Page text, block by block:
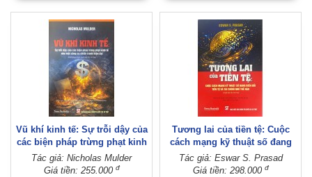
Vũ khí kinh tế: Sự trỗi dậy của
các biện pháp trừng phạt kinh
tế như một công cụ chiến
tranh hiện đại (Sách tham
Tác giả: Nicholas Mulder
Giá tiền: 255.000 đ
Tương lai của tiền tệ: Cuộc
cách mạng kỹ thuật số đang
biến đổi tiền tệ và tài chính
như thế nào (Xuất bản lần thứ
Tác giả: Eswar S. Prasad
Giá tiền: 298.000 đ